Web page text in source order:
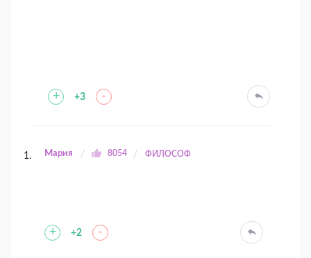
+ +3 -
Мария 8054 ФИЛОСОФ
+ +2 -